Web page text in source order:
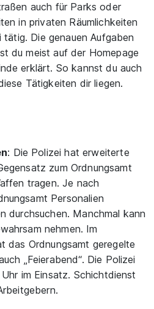
auch für Parks oder
in privaten Räumlichkeiten
Die genauen Aufgaben
du meist auf der Homepage
erklärt. So kannst du auch
Tätigkeiten dir liegen.
: Die Polizei hat erweiterte
zum Ordnungsamt
tragen. Je nach
Personalien
durchsuchen. Manchmal kann
nehmen. Im
das Ordnungsamt geregelte
„Feierabend“. Die Polizei
im Einsatz. Schichtdienst